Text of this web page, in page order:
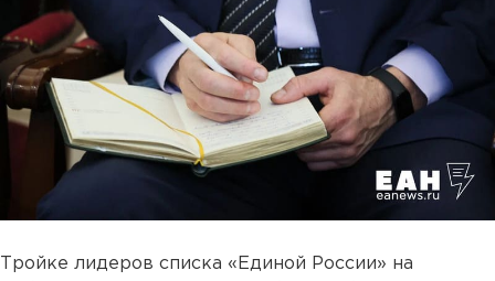
Тройке лидеров списка «Единой России» на